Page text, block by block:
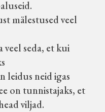
mälestused veel
seda, et kui
leidus neid igas
on tunnistajaks, et
viljad.